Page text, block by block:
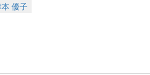
優子